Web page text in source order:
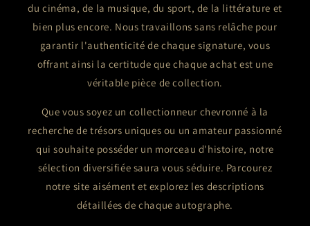
du cinéma, de la musique, du sport, de la littérature et
bien plus encore. Nous travaillons sans relâche pour
garantir l'authenticité de chaque signature, vous
offrant ainsi la certitude que chaque achat est une
véritable pièce de collection.
Que vous soyez un collectionneur chevronné à la
recherche de trésors uniques ou un amateur passionné
qui souhaite posséder un morceau d'histoire, notre
sélection diversifiée saura vous séduire. Parcourez
notre site aisément et explorez les descriptions
détaillées de chaque autographe.